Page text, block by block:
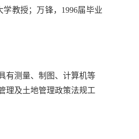
教授；万锋，1996届毕业
有测量、制图、计算机等
理及土地管理政策法规工